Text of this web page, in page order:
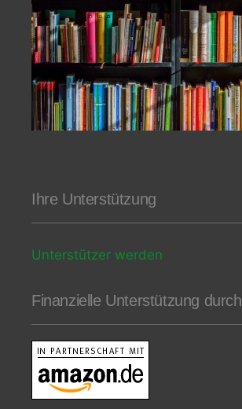
Ihre Unterstützung
Unterstützer werden
Finanzielle Unterstützung durch